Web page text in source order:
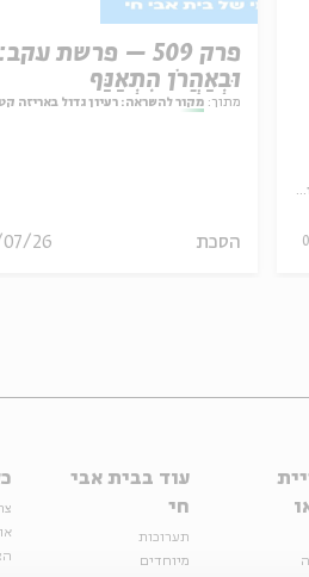
פרק 509 – פרשת עקב:
וּבְאַהֲרֹן הִתְאַנַּף
מתוך: מקור להשראה: רעיון גדול באריזה
הסכת 26
עוד בבית אבי
חי
תערוכות
מיוחדים